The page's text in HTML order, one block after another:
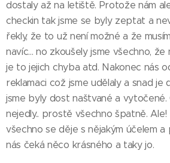
dostaly až na letiště. Protože nám
checkin tak jsme se byly zeptat a
řekly, že to už není možné a že
navíc... no zkoušely jsme všechno,
je to jejich chyba atd. Nakonec nás
reklamaci což jsme udělaly a snad je
jsme byly dost naštvané a vytočené.
nejedly.. prostě všechno špatně. Ale!
všechno se děje s nějakým účelem
nás čeká něco krásného a taky jo.